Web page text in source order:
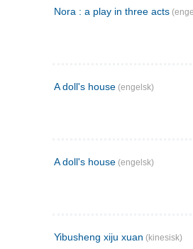
Nora : a play in three acts
A doll's house (engelsk)
A doll's house (engelsk)
Yibusheng xiju xuan (kinesisk)